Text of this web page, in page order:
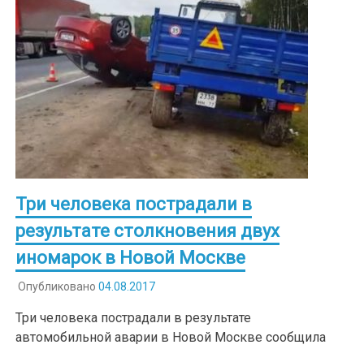
Три человека пострадали в
результате столкновения двух
иномарок в Новой Москве
Опубликовано 04.08.2017
Три человека пострадали в результате
автомобильной аварии в Новой Москве сообщила